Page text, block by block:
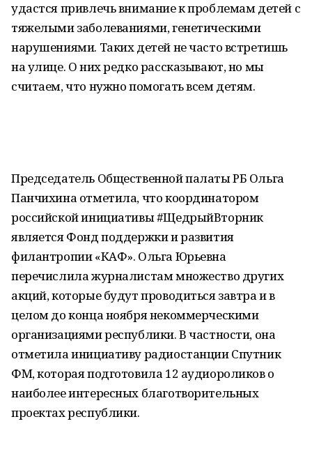
удастся привлечь внимание к проблемам детей с
тяжелыми заболеваниями, генетическими
нарушениями. Таких детей не часто встретишь
на улице. О них редко рассказывают, но мы
считаем, что нужно помогать всем детям.
Председатель Общественной палаты РБ Ольга
Панчихина отметила, что координатором
российской инициативы #ЩедрыйВторник
является Фонд поддержки и развития
филантропии «КАФ». Ольга Юрьевна
перечислила журналистам множество других
акций, которые будут проводиться завтра и в
целом до конца ноября некоммерческими
организациями республики. В частности, она
отметила инициативу радиостанции Спутник
ФМ, которая подготовила 12 аудиороликов о
наиболее интересных благотворительных
проектах республики.